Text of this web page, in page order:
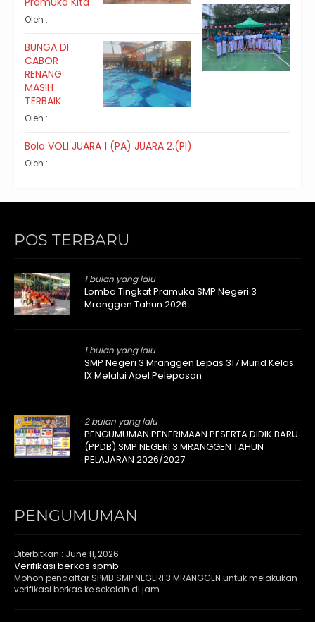
Oleh :
BUNGA DI
CABOR
RENANG
MASIH
TERBAIK
Oleh :
Bola VOLI JUARA 1 (PA) JUARA 2.(PI)
Oleh :
POS TERBARU
1 bulan yang lalu
Lomba Tingkat Pramuka SMP Negeri 3
Mranggen Tahun 2026
1 bulan yang lalu
SMP Negeri 3 Mranggen Lepas 317 Murid Kelas
IX Melalui Apel Pelepasan
2 bulan yang lalu
PENGUMUMAN PENERIMAAN PESERTA DIDIK BARU
(PPDB) SMP NEGERI 3 MRANGGEN TAHUN
PELAJARAN 2026/2027
PENGUMUMAN
Diterbitkan : June 11, 2026
Verifikasi berkas spmb
Mohon pendaftar SPMB SMP NEGERI 3 MRANGGEN untuk melakukan
verifikasi berkas ke sekolah di jam..